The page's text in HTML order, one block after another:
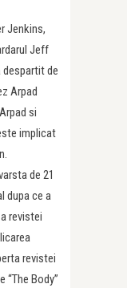
Jenkins,
Jeff
despartit de
Arpad
si
implicat
de 21
dupa ce a
revistei
revistei
Body”